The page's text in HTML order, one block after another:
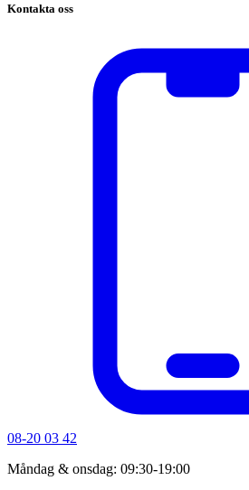
Kontakta oss
08-20 03 42
Måndag & onsdag: 09:30-19:00